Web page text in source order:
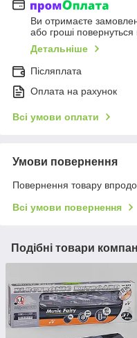
Ви отримаєте
або гроші
Детальніше
Післяплата
Оплата на рахунок
Всі умови оплати
Умови повернення
Повернення товару
Всі умови повернення
Подібні товари